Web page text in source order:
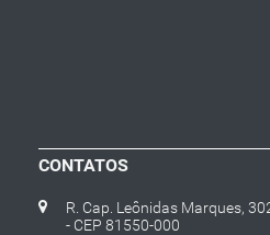
CONTATOS
R. Cap. Leônidas Marques,
- CEP 81550-000